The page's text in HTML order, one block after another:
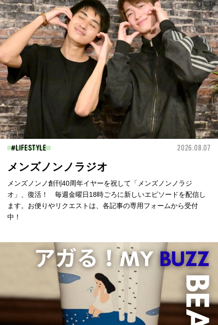
LIFESTYLE 2026.08.07
メンズノンノラジオ
メンズノンノ創刊40周年イヤーを祝して「メンズノンノラジ
オ」、復活！ 毎週金曜日18時ごろに新しいエピソードを配信し
ます。お便りやリクエストは、各記事の専用フォームから受付
中！